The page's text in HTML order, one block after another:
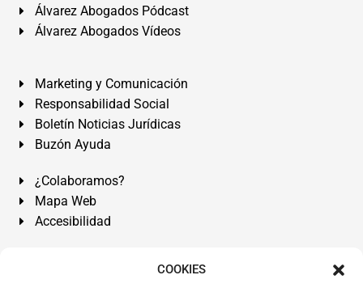
COOKIES
Álvarez Abogados Pódcast
Álvarez Abogados Vídeos
Marketing y Comunicación
Responsabilidad Social
Boletín Noticias Jurídicas
Buzón Ayuda
¿Colaboramos?
Mapa Web
Accesibilidad
Álvarez Abogados Tenerife:Calle Teobaldo Power Nº 7,